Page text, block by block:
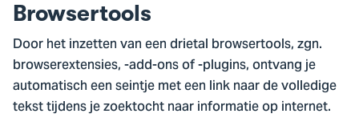
Browsertools
Door het inzetten van een drietal browsertools, zgn.
browserextensies, -add-ons of -plugins, ontvang je
automatisch een seintje met een link naar de volledige
tekst tijdens je zoektocht naar informatie op internet.